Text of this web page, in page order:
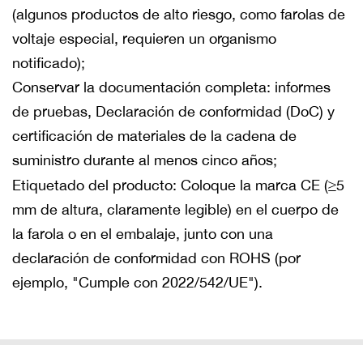
(algunos productos de alto riesgo, como farolas de
voltaje especial, requieren un organismo
notificado);
Conservar la documentación completa: informes
de pruebas, Declaración de conformidad (DoC) y
certificación de materiales de la cadena de
suministro durante al menos cinco años;
Etiquetado del producto: Coloque la marca CE (≥5
mm de altura, claramente legible) en el cuerpo de
la farola o en el embalaje, junto con una
declaración de conformidad con ROHS (por
ejemplo, "Cumple con 2022/542/UE").